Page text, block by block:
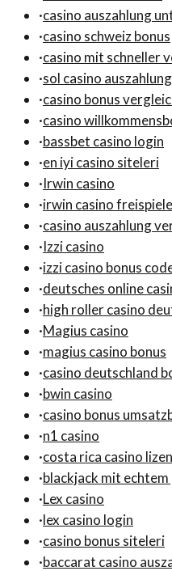
·casino auszahlung
·casino schweiz bonus
·casino mit schneller
·sol casino auszahlung
·casino bonus
·casino
·bassbet casino login
·en iyi casino siteleri
·Irwin casino
·irwin casino freispiele
·casino auszahlung
·Izzi casino
·izzi casino bonus
·deutsches online
·high roller casino
·Magius casino
·magius casino bonus
·casino deutschland
·bwin casino
·casino bonus
·n1 casino
·costa rica casino
·blackjack mit echtem
·Lex casino
·lex casino login
·casino bonus siteleri
·baccarat casino